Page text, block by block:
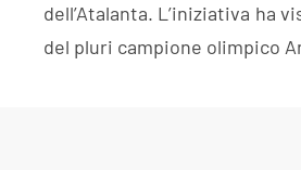
dell’Atalanta. L’iniziativa ha
del pluri campione olimpico